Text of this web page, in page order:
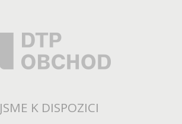
JSME K DISPOZICI